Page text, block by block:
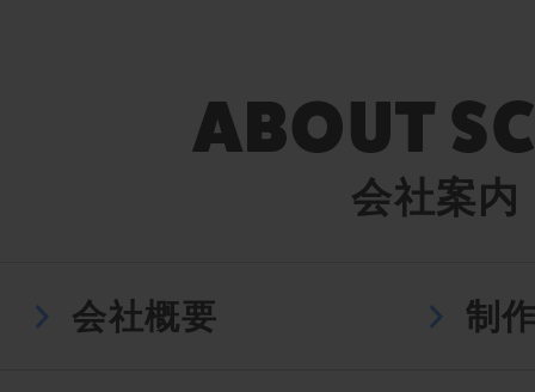
会社案内
会社概要 制